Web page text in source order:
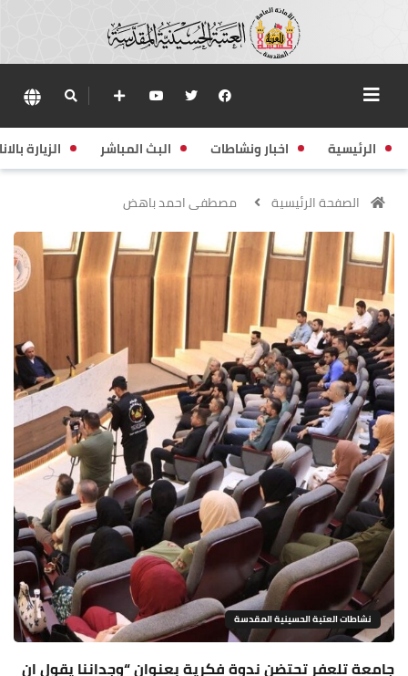
الرئيسية اخبار ونشاطات البث المباشر الزيارة
الصفحة الرئيسية مصطفى احمد باهض
نشاطات العتبة الحسينية المقدسة
جامعة تلعفر تحتضن ندوة فكرية بعنوان “وجداننا يقول ان